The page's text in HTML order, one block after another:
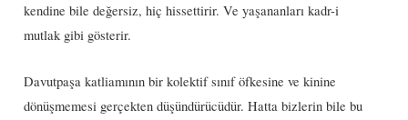
kendine bile değersiz, hiç hissettirir. Ve yaşananları kadr-i
mutlak gibi gösterir.
Davutpaşa katliamının bir kolektif sınıf öfkesine ve kinine
dönüşmemesi gerçekten düşündürücüdür. Hatta bizlerin bile bu